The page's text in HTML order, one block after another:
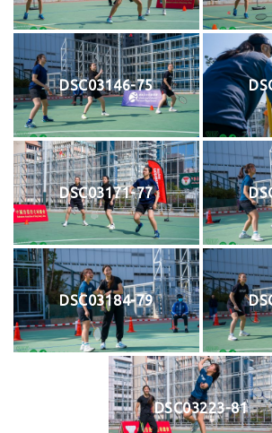
DSC03146-75
DSC03171-77
DSC03184-79
DSC03223-81